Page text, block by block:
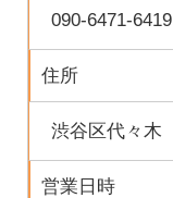
090-6471-6419
住所
渋谷区代々木
営業日時